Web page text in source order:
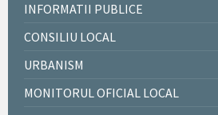
INFORMATII PUBLICE
CONSILIU LOCAL
URBANISM
MONITORUL OFICIAL LOCAL